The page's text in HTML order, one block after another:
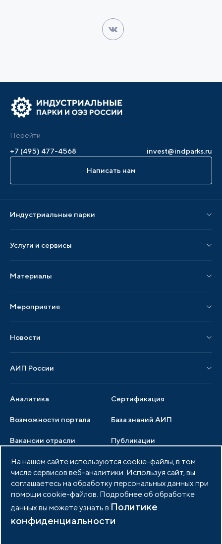
Перейти
+7 (495) 477-4568
invest@indparks.ru
Написать нам
Индустриальные парки
Парки по регионам
Услуги и сервисы
Услуги по локализации
Аналитика Сертификация
Возможности портала
Материалы
Публикации СМИ и статьи
Образцы документов
База знаний АИП
Вакансии отрасли
Мероприятия
Мероприятия отрасли
Новости
Новости отрасли
Публикации
Медиатека Тендеры
АИП России
Члены ассоциации
Услуги ассоциации
Документы АИП
Партнеры ассоциации
Фото и видео
Членство в АИП Войти в личный кабинет
На нашем сайте используются cookie-файлы, в том
числе сервисов веб-аналитики. Используя сайт, вы
соглашаетесь на обработку персональных данных при
помощи cookie-файлов. Подробнее об обработке
данных вы можете узнать в Политике
конфиденциальности